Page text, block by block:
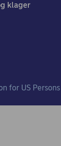
klager
for US Persons